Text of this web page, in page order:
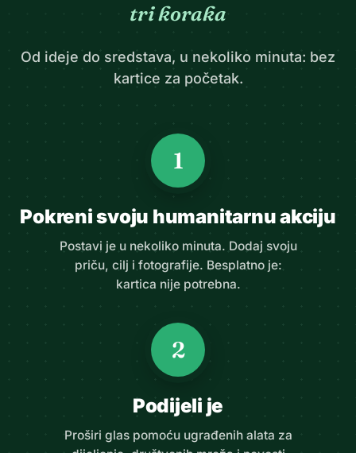
tri koraka
Od ideje do sredstava, u nekoliko minuta: bez
kartice za početak.
1
Pokreni svoju humanitarnu akciju
Postavi je u nekoliko minuta. Dodaj svoju
priču, cilj i fotografije. Besplatno je:
kartica nije potrebna.
2
Podijeli je
Proširi glas pomoću ugrađenih alata za